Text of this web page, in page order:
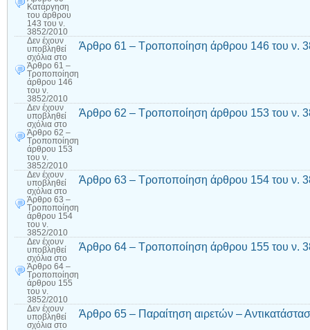
Κατάργηση
του άρθρου
143 του ν.
3852/2010
Δεν έχουν
υποβληθεί
σχόλια στο
Άρθρο 61 –
Τροποποίηση
άρθρου 146
του ν.
3852/2010
Άρθρο 61 – Τροποποίηση άρθρου 146 του ν.
Δεν έχουν
υποβληθεί
σχόλια στο
Άρθρο 62 –
Τροποποίηση
άρθρου 153
του ν.
3852/2010
Άρθρο 62 – Τροποποίηση άρθρου 153 του ν.
Δεν έχουν
υποβληθεί
σχόλια στο
Άρθρο 63 –
Τροποποίηση
άρθρου 154
του ν.
3852/2010
Άρθρο 63 – Τροποποίηση άρθρου 154 του ν.
Δεν έχουν
υποβληθεί
σχόλια στο
Άρθρο 64 –
Τροποποίηση
άρθρου 155
του ν.
3852/2010
Άρθρο 64 – Τροποποίηση άρθρου 155 του ν.
Δεν έχουν
υποβληθεί
σχόλια στο
Άρθρο 65 – Παραίτηση αιρετών –